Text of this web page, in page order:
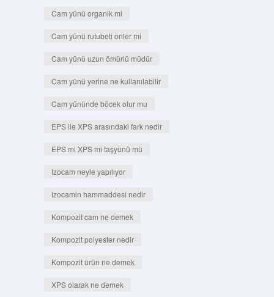
Cam yünü organik mi
Cam yünü rutubeti önler mi
Cam yünü uzun ömürlü müdür
Cam yünü yerine ne kullanılabilir
Cam yününde böcek olur mu
EPS ile XPS arasındaki fark nedir
EPS mi XPS mi taşyünü mü
Izocam neyle yapılıyor
Izocamin hammaddesi nedir
Kompozit cam ne demek
Kompozit polyester nedir
Kompozit ürün ne demek
XPS olarak ne demek